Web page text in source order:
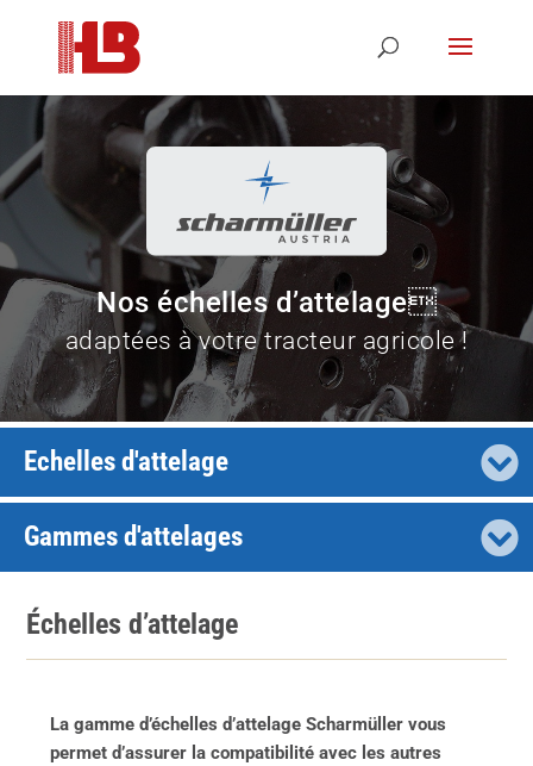
Nos échelles d’attelage
adaptées à votre tracteur agricole !
Echelles d'attelage
Gammes d'attelages
Échelles d’attelage
La gamme d’échelles d’attelage Scharmüller vous
permet d’assurer la compatibilité avec les autres